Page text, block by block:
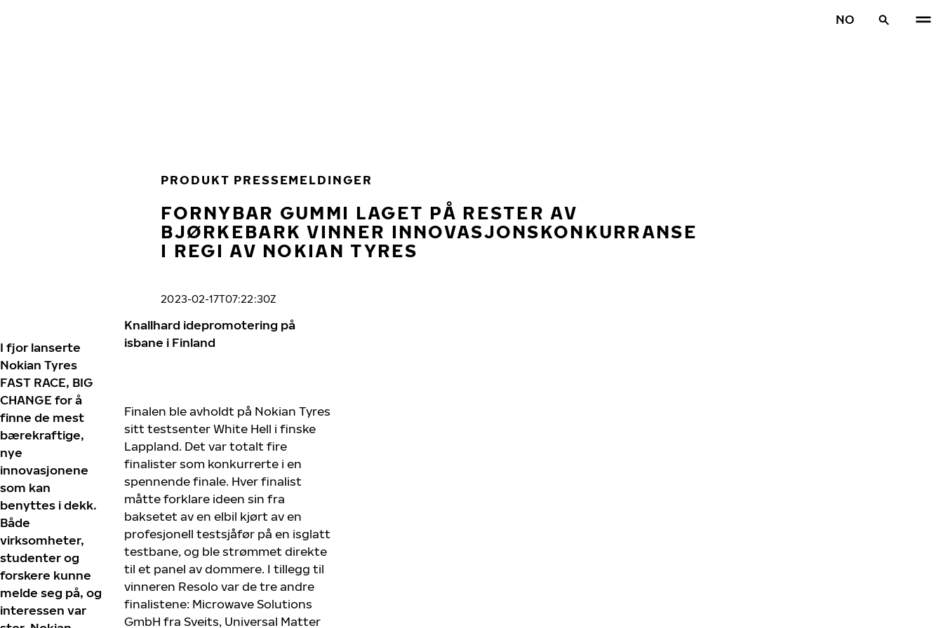
NO
PRODUKT PRESSEMELDINGER
FORNYBAR GUMMI LAGET PÅ RESTER AV
BJØRKEBARK VINNER INNOVASJONSKONKURRANSE
I REGI AV NOKIAN TYRES
2023-02-17T07:22:30Z
I fjor lanserte
Nokian Tyres
FAST RACE, BIG
CHANGE for å
finne de mest
bærekraftige,
nye
innovasjonene
som kan
benyttes i dekk.
Både
virksomheter,
studenter og
forskere kunne
melde seg på, og
interessen var
Knallhard idepromotering på
isbane i Finland
Finalen ble avholdt på Nokian Tyres
sitt testsenter White Hell i finske
Lappland. Det var totalt fire
finalister som konkurrerte i en
spennende finale. Hver finalist
måtte forklare ideen sin fra
baksetet av en elbil kjørt av en
profesjonell testsjåfør på en isglatt
testbane, og ble strømmet direkte
til et panel av dommere. I tillegg til
vinneren Resolo var de tre andre
finalistene: Microwave Solutions
GmbH fra Sveits, Universal Matter